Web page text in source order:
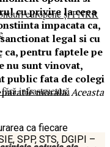
cu privire la ceea
impacata ca,
legal si cu
ca, pentru faptele pe
nu sunt vinovat,
public fata de colegi
morala.Aceasta
ca fiecare
SPP, STS, DGIPI –
europene și PNRR
infrastructură